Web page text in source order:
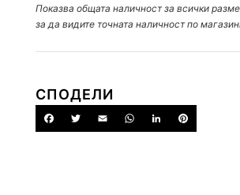
Показва общата наличност за всички
за да видите точната наличност по
СПОДЕЛИ